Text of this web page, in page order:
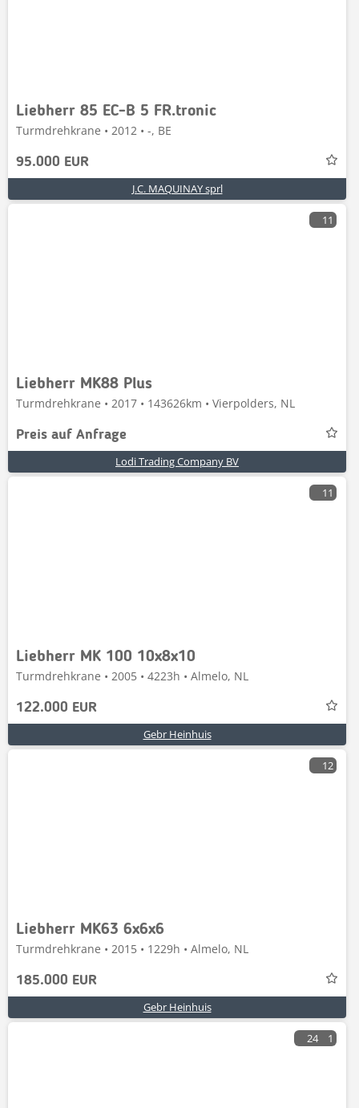
Liebherr 85 EC-B 5 FR.tronic
Turmdrehkrane • 2012 • -, BE
95.000 EUR
J.C. MAQUINAY sprl
11
Liebherr MK88 Plus
Turmdrehkrane • 2017 • 143626km • Vierpolders, NL
Preis auf Anfrage
Lodi Trading Company BV
11
Liebherr MK 100 10x8x10
Turmdrehkrane • 2005 • 4223h • Almelo, NL
122.000 EUR
Gebr Heinhuis
12
Liebherr MK63 6x6x6
Turmdrehkrane • 2015 • 1229h • Almelo, NL
185.000 EUR
Gebr Heinhuis
24 1